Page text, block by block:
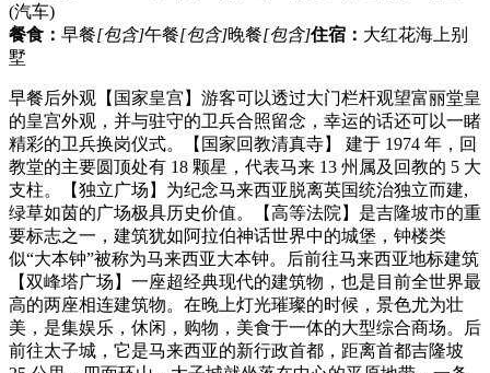
(汽车)
餐食： 早餐[包含]午餐[包含]晚餐[包含]住宿： 大红花海上别
墅
早餐后外观【国家皇宫】游客可以透过大门栏杆观望富丽堂皇
的皇宫外观，并与驻守的卫兵合照留念，幸运的话还可以一睹
精彩的卫兵换岗仪式。【国家回教清真寺】 建于 1974 年，回
教堂的主要圆顶处有 18 颗星，代表马来 13 州属及回教的 5 大
支柱。【独立广场】为纪念马来西亚脱离英国统治独立而建,
绿草如茵的广场极具历史价值。【高等法院】是吉隆坡市的重
要标志之一，建筑犹如阿拉伯神话世界中的城堡，钟楼类
似“大本钟”被称为马来西亚大本钟。后前往马来西亚地标建筑
【双峰塔广场】一座超经典现代的建筑物，也是目前全世界最
高的两座相连建筑物。在晚上灯光璀璨的时候，景色尤为壮
美，是集娱乐，休闲，购物，美食于一体的大型综合商场。后
前往太子城，它是马来西亚的新行政首都，距离首都吉隆坡